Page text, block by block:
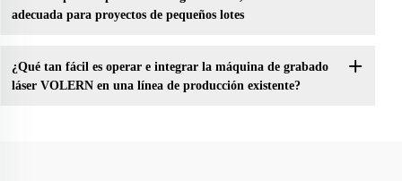
adecuada para proyectos de pequeños lotes
¿Qué tan fácil es operar e integrar la máquina de grabado
láser VOLERN en una línea de producción existente?